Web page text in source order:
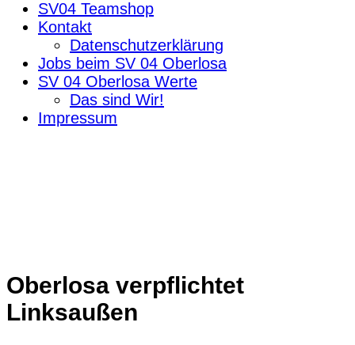
SV04 Teamshop
Kontakt
Datenschutzerklärung
Jobs beim SV 04 Oberlosa
SV 04 Oberlosa Werte
Das sind Wir!
Impressum
Oberlosa verpflichtet
Linksaußen